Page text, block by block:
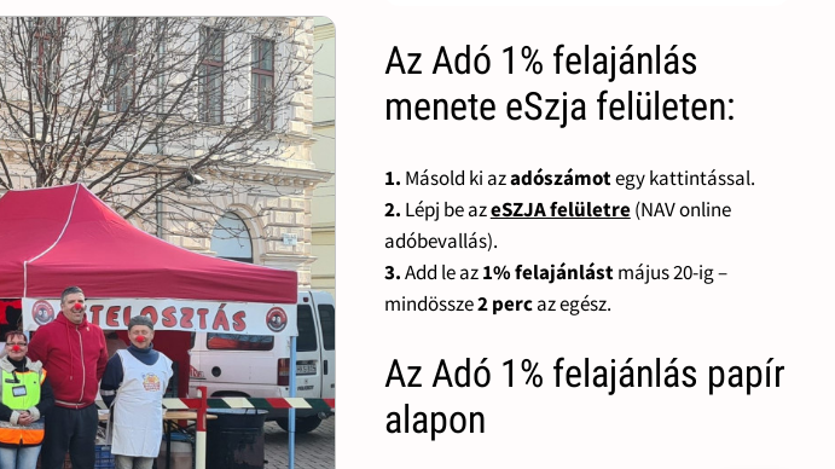
Az Adó 1% felajánlás
menete eSzja felületen:
1. Másold ki azadószámotegy kattintással.
2. Lépj be azeSZJA felületre(NAV online
adóbevallás).
3.Add le az1% felajánlástmájus 20-ig –
mindössze2 percaz egész.
Az Adó 1% felajánlás papír
alapon